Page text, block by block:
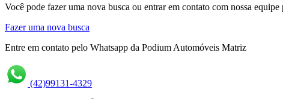
Você pode fazer uma nova busca ou entrar em contato com nossa
Fazer uma nova busca
Entre em contato pelo Whatsapp da Podium Automóveis Matriz
(42)99131-4329